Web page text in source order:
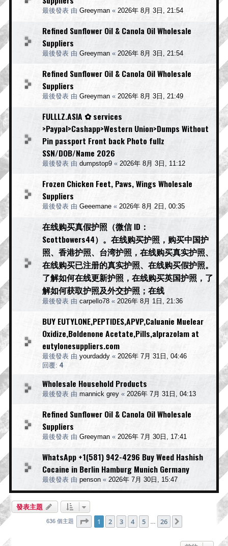
最後發表 由 Greeyman « 2026年 8月 3日, 21:54
Refined Sunflower Oil & Canola Oil Wholesale
Suppliers
最後發表 由 Greeyman « 2026年 8月 3日, 21:54
Refined Sunflower Oil & Canola Oil Wholesale
Suppliers
最後發表 由 Greeyman « 2026年 8月 3日, 21:49
FULLLZ.ASIA ✿ services
>Paypal>Cashapp>Western Union>Dumps Without
Pin passport Front back Photo fullz
SSN/DOB/Name 2026
最後發表 由 dumpstop9 « 2026年 8月 3日, 11:12
Frozen Chicken Feet, Paws, Wings Wholesale
Suppliers
最後發表 由 Geeemane « 2026年 8月 2日, 00:35
在线购买真假护照（微信 ID：
Scottbowers44）。在线购买护照，购买中国护
照、香港护照、台湾护照，在线购买真实护照、
在线购买已注册的真实护照、在线购买假护照。
了解如何在线更新护照，在线购买英国护照，了
解如何获取护照及外交护照；在线
最後發表 由 carpello78 « 2026年 8月 1日, 21:36
BUY EUTYLONE,PEPTIDES,APVP,Caluanie Muelear
Oxidize,Boldenone Acetate,Pills,alprazolam at
eutylonesuppliers.com
最後發表 由 yourdaddy « 2026年 7月 31日, 04:46
回覆: 4
Wholesale Household Products
最後發表 由 mannick grey « 2026年 7月 31日, 04:13
Refined Sunflower Oil & Canola Oil Wholesale
Suppliers
最後發表 由 Greeyman « 2026年 7月 30日, 17:41
WhatsApp +1(581) 942-4296 Buy Weed Hashish
Cocaine in Berlin Hamburg Munich Germany
最後發表 由 penson « 2026年 7月 30日, 15:47
發表主題
636 個主題 第 1 頁 (共26 頁)
1 2 3 4 5 26